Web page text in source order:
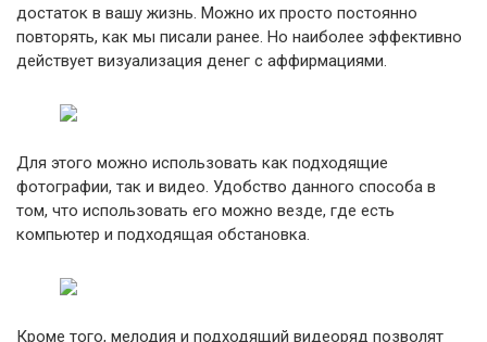
достаток в вашу жизнь. Можно их просто постоянно
повторять, как мы писали ранее. Но наиболее эффективно
действует визуализация денег с аффирмациями.
Для этого можно использовать как подходящие
фотографии, так и видео. Удобство данного способа в
том, что использовать его можно везде, где есть
компьютер и подходящая обстановка.
Кроме того, мелодия и подходящий видеоряд позволят